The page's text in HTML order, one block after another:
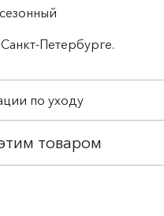
Петербурге.
по уходу
товаром